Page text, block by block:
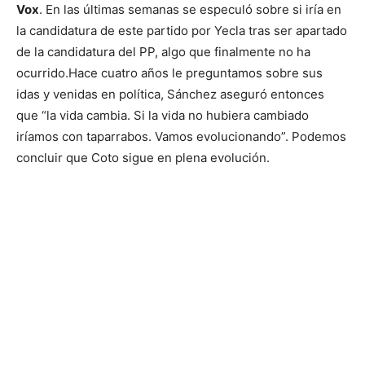
Vox. En las últimas semanas se especuló sobre si iría en
la candidatura de este partido por Yecla tras ser apartado
de la candidatura del PP, algo que finalmente no ha
ocurrido.Hace cuatro años le preguntamos sobre sus
idas y venidas en política, Sánchez aseguró entonces
que “la vida cambia. Si la vida no hubiera cambiado
iríamos con taparrabos. Vamos evolucionando”. Podemos
concluir que Coto sigue en plena evolución.